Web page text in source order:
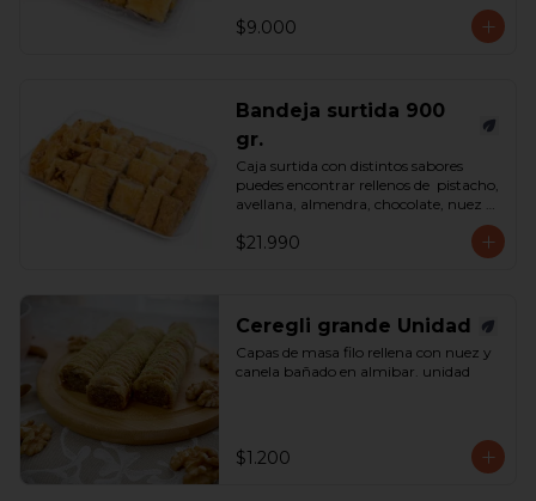
*Surtido enviado sujeto a
$9.000
Bandeja surtida 900
gr.
Caja surtida con distintos sabores
puedes encontrar rellenos de  pistacho,
avellana, almendra, chocolate, nuez y
*Surtido enviado sujeto a
$21.990
Ceregli grande Unidad
Capas de masa filo rellena con nuez y
canela bañado en almibar. unidad
$1.200